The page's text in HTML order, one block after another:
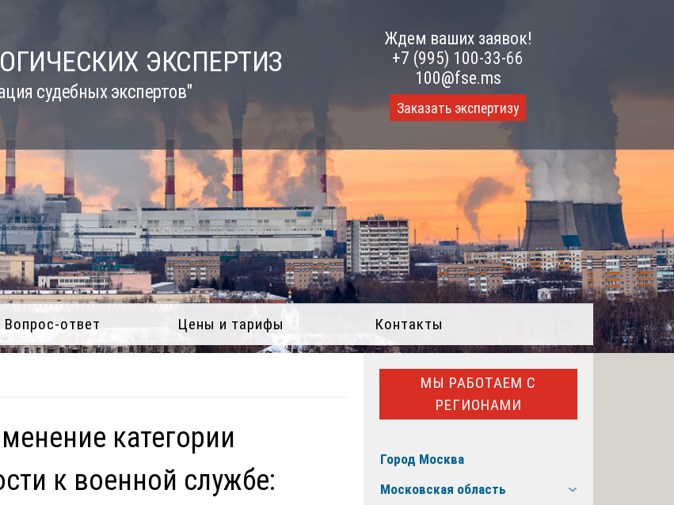
ЭКСПЕРТИЗ
судебных экспертов"
Ждем ваших заявок!
+7 (995) 100-33-66
100@fse.ms
Заказать экспертизу
Вопрос-ответ Цены и тарифы Контакты
категории
к военной службе:
МЫ РАБОТАЕМ С
РЕГИОНАМИ
Город Москва
Московская область